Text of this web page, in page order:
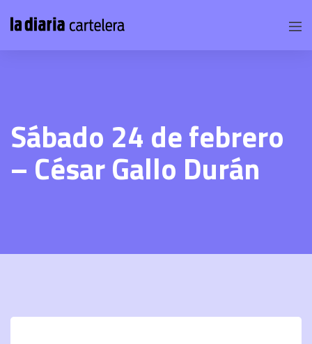
Sábado 24 de febrero
– César Gallo Durán